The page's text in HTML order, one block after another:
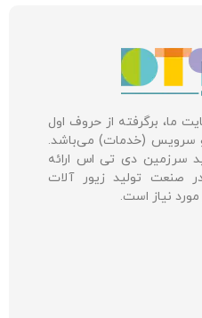
ما، برگرفته از حروف اول
و سرویس (خدمات) می‌باشد.
سرزمین دی تی اس ارائه
صنعت تولید زیور آلات
نیاز است.